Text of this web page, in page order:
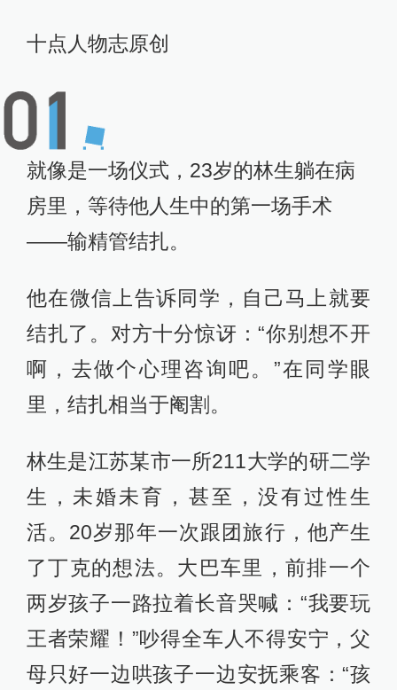
十点人物志原创
就像是一场仪式，23岁的林生躺在病
房里，等待他人生中的第一场手术
——输精管结扎。
他在微信上告诉同学，自己马上就要
结扎了。对方十分惊讶：“你别想不开
啊，去做个心理咨询吧。”在同学眼
里，结扎相当于阉割。
林生是江苏某市一所211大学的研二学
生，未婚未育，甚至，没有过性生
活。20岁那年一次跟团旅行，他产生
了丁克的想法。大巴车里，前排一个
两岁孩子一路拉着长音哭喊：“我要玩
王者荣耀！”吵得全车人不得安宁，父
母只好一边哄孩子一边安抚乘客：“孩